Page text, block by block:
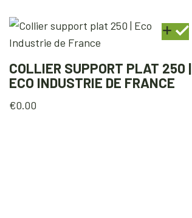
COLLIER SUPPORT PLAT 250 |
ECO INDUSTRIE DE FRANCE
€0.00